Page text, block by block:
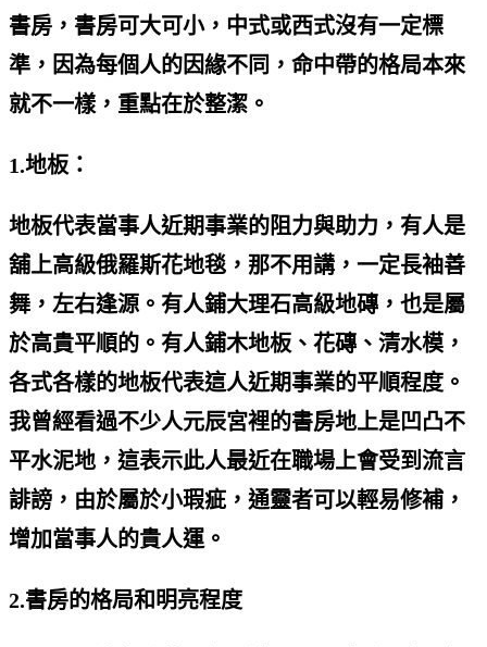
書房，書房可大可小，中式或西式沒有一定標
準，因為每個人的因緣不同，命中帶的格局本來
就不一樣，重點在於整潔。
1.地板：
地板代表當事人近期事業的阻力與助力，有人是
舖上高級俄羅斯花地毯，那不用講，一定長袖善
舞，左右逢源。有人鋪大理石高級地磚，也是屬
於高貴平順的。有人鋪木地板、花磚、清水模，
各式各樣的地板代表這人近期事業的平順程度。
我曾經看過不少人元辰宮裡的書房地上是凹凸不
平水泥地，這表示此人最近在職場上會受到流言
誹謗，由於屬於小瑕疵，通靈者可以輕易修補，
增加當事人的貴人運。
2.書房的格局和明亮程度